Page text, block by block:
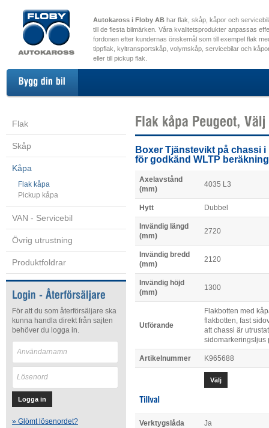
Autokaross i Floby AB har flak, skåp, kåpor och
till de flesta bilmärken. Våra kvalitetsprodukter anpassas
fordonen efter kundernas önskemål som till exempel flak
tippflak, kyltransportskåp, volymskåp, servicebilar och
eller till pickup flak.
Flak
Skåp
Kåpa
Flak kåpa
Pickup kåpa
VAN - Servicebil
Övrig utrustning
Produktfoldrar
För att du som återförsäljare ska
kunna handla direkt från sajten
behöver du logga in.
» Glömt lösenordet?
Boxer Tjänstevikt på chassi
för godkänd WLTP
Axelavstånd
(mm)
4035 L3
Hytt Dubbel
Invändig längd
(mm)
2720
Invändig bredd
(mm)
2120
Invändig höjd
(mm)
1300
Utförande
Flakbotten med
flakbotten, fast
att chassi är
sidomarkeringsljus
Artikelnummer K965688
Välj
Verktygslåda Ja